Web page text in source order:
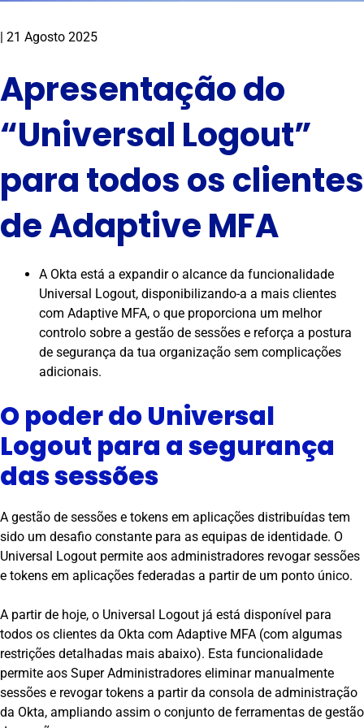
| 21 Agosto 2025
Apresentação do
“Universal Logout”
para todos os clientes
de Adaptive MFA
A Okta está a expandir o alcance da funcionalidade
Universal Logout, disponibilizando-a a mais clientes
com Adaptive MFA, o que proporciona um melhor
controlo sobre a gestão de sessões e reforça a postura
de segurança da tua organização sem complicações
adicionais.
O poder do Universal
Logout para a segurança
das sessões
A gestão de sessões e tokens em aplicações distribuídas tem
sido um desafio constante para as equipas de identidade. O
Universal Logout permite aos administradores revogar sessões
e tokens em aplicações federadas a partir de um ponto único.
A partir de hoje, o Universal Logout já está disponível para
todos os clientes da Okta com Adaptive MFA (com algumas
restrições detalhadas mais abaixo). Esta funcionalidade
permite aos Super Administradores eliminar manualmente
sessões e revogar tokens a partir da consola de administração
da Okta, ampliando assim o conjunto de ferramentas de gestão